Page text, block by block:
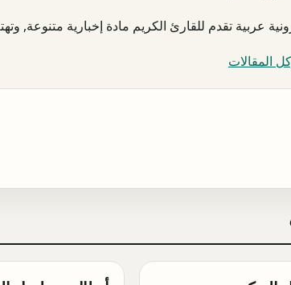
عربية تقدم للقارئ الكريم مادة إخبارية متنوعة,
المقالات